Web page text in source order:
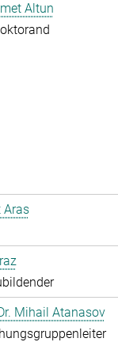
Altun
Aras
Mihail Atanasov